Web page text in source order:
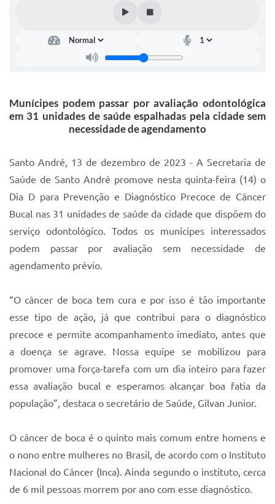
Legislação
Lei de acesso à informação
Mobilidade Urbana Sustentável
Ouvidoria da Cidade
Passe Escolar
Parque Escola
Quadra Fiscal
Autarquias
Munícipes podem passar por avaliação odontológica
em 31 unidades de saúde espalhadas pela cidade sem
necessidade de agendamento
Santo André, 13 de dezembro de 2023 - A Secretaria de
Saúde de Santo André promove nesta quinta-feira (14) o
Dia D para Prevenção e Diagnóstico Precoce de Câncer
Bucal nas 31 unidades de saúde da cidade que dispõem do
serviço odontológico. Todos os munícipes interessados
podem passar por avaliação sem necessidade de
agendamento prévio.
“O câncer de boca tem cura e por isso é tão importante
esse tipo de ação, já que contribui para o diagnóstico
precoce e permite acompanhamento imediato, antes que
a doença se agrave. Nossa equipe se mobilizou para
promover uma força-tarefa com um dia inteiro para fazer
essa avaliação bucal e esperamos alcançar boa fatia da
população”, destaca o secretário de Saúde, Gilvan Junior.
O câncer de boca é o quinto mais comum entre homens e
o nono entre mulheres no Brasil, de acordo com o Instituto
Nacional do Câncer (Inca). Ainda segundo o instituto, cerca
de 6 mil pessoas morrem por ano com esse diagnóstico.